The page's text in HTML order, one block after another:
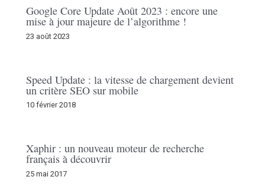
Google Core Update Août 2023 : encore une
mise à jour majeure de l’algorithme !
23 août 2023
Speed Update : la vitesse de chargement devient
un critère SEO sur mobile
10 février 2018
Xaphir : un nouveau moteur de recherche
français à découvrir
25 mai 2017